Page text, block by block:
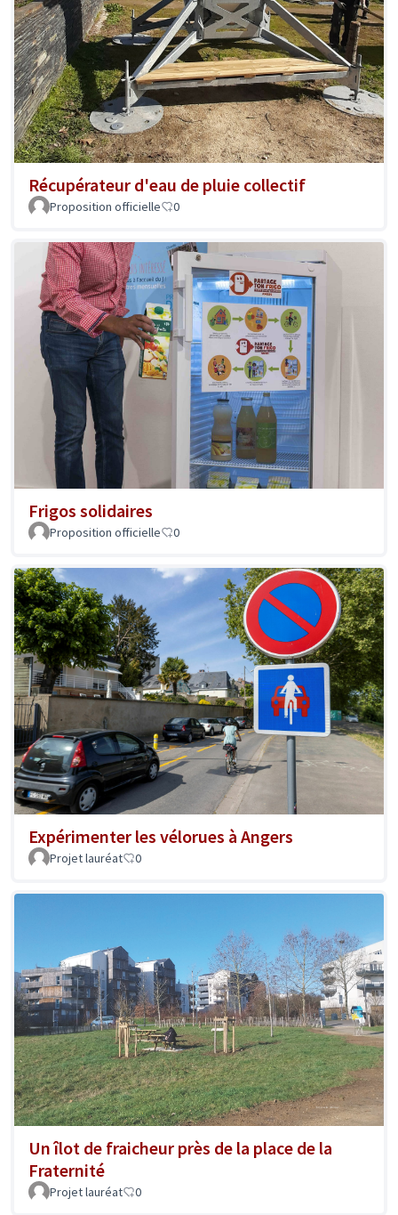
Récupérateur d'eau de pluie collectif
Proposition officielle 0
Frigos solidaires
Proposition officielle 0
Expérimenter les vélorues à Angers
Projet lauréat 0
Un îlot de fraicheur près de la place de la
Fraternité
Projet lauréat 0